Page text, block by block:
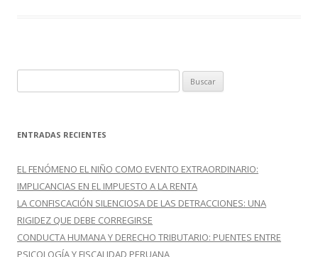
u
c
r
:
ENTRADAS RECIENTES
EL FENÓMENO EL NIÑO COMO EVENTO EXTRAORDINARIO:
IMPLICANCIAS EN EL IMPUESTO A LA RENTA
LA CONFISCACIÓN SILENCIOSA DE LAS DETRACCIONES: UNA
RIGIDEZ QUE DEBE CORREGIRSE
CONDUCTA HUMANA Y DERECHO TRIBUTARIO: PUENTES ENTRE
PSICOLOGÍA Y FISCALIDAD PERUANA